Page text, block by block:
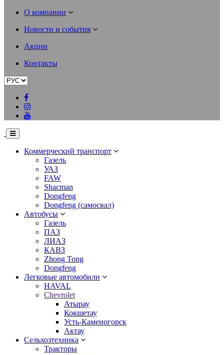
О компании
Новости и события
Акции
Контакты
Коммерческий транспорт
Газель
УАЗ
FAW
Shacman
Dongfeng
Dongfeng (самосвал)
Автобусы
Газель
ПАЗ
ЛИАЗ
КАВЗ
Zhong Tong
Dongfeng
Легковые автомобили
HAVAL
Chevrolet
Атырау
Кокшетау
Усть-Каменогорск
Актау
Сельхозтехника
Тракторы